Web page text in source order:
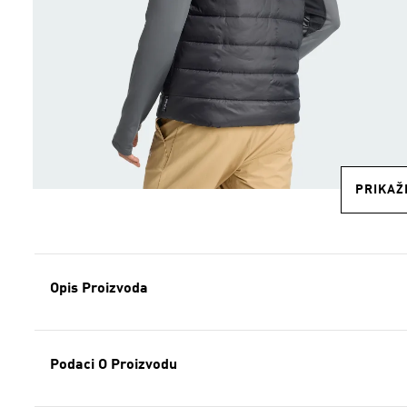
Opis Proizvoda
Podaci O Proizvodu